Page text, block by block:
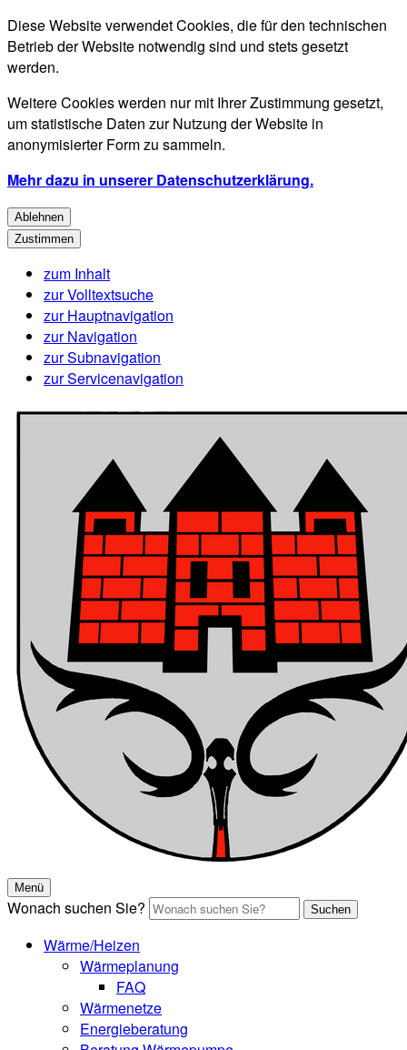
Diese Website verwendet Cookies, die für den technischen
Betrieb der Website notwendig sind und stets gesetzt
werden.
Weitere Cookies werden nur mit Ihrer Zustimmung gesetzt,
um statistische Daten zur Nutzung der Website in
anonymisierter Form zu sammeln.
Mehr dazu in unserer Datenschutzerklärung.
Ablehnen
Zustimmen
zum Inhalt
zur Volltextsuche
zur Hauptnavigation
zur Navigation
zur Subnavigation
zur Servicenavigation
Menü
Wonach suchen Sie? Suchen
Wärme/Heizen
Wärmeplanung
FAQ
Wärmenetze
Energieberatung